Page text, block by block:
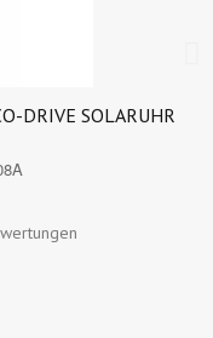
DRIVE SOLARUHR